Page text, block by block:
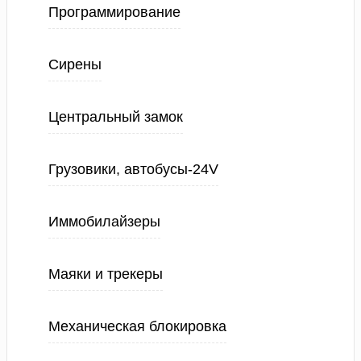
Программирование
Сирены
Центральный замок
Грузовики, автобусы-24V
Иммобилайзеры
Маяки и трекеры
Механическая блокировка